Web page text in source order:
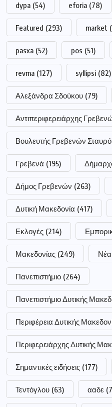
dypa (54) eforia (78)
Featured (293) market
pasxa (52) pos (51)
revma (127) syllipsi (82)
Αλεξάνδρα Σδούκου (79)
Αντιπεριφερειάρχης
Βουλευτής Γρεβενών
Γρεβενά (195)
Δήμος Γρεβενών (263)
Δυτική Μακεδονία (417)
Εκλογές (214)
Μακεδονίας (249) Νέα
Πανεπιστήμιο (264)
Πανεπιστήμιο Δυτικής
Περιφέρεια Δυτικής
Περιφερειάρχης Δυτικής
Σημαντικές ειδήσεις (177)
Τεντόγλου (63) ααδε